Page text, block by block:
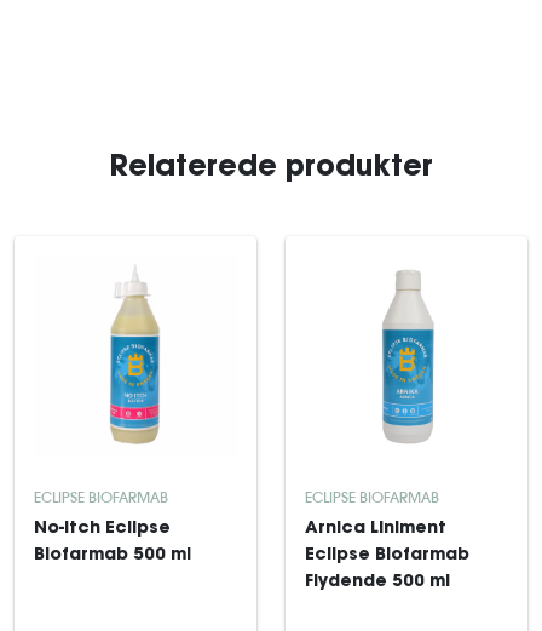
Relaterede produkter
ECLIPSE BIOFARMAB
No-Itch Eclipse
Biofarmab 500 ml
ECLIPSE BIOFARMAB
Arnica Liniment
Eclipse Biofarmab
Flydende 500 ml